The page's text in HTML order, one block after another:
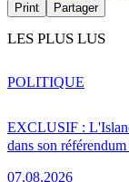
Print Partager
LES PLUS LUS
EXCLUSIF :
dans son
07.08.2026
POLITIQUE